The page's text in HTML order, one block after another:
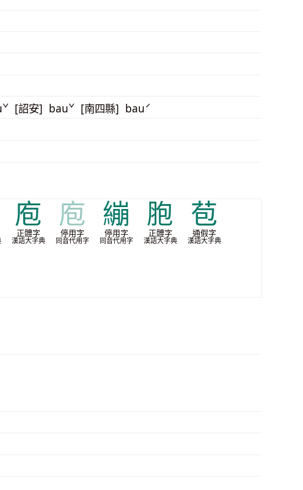
[詔安] bauˇ [南四縣] bauˊ
庖
正體字
漢語大字典
庖
停用字
同音代用字
繃
停用字
同音代用字
胞
正體字
漢語大字典
苞
通假字
漢語大字典